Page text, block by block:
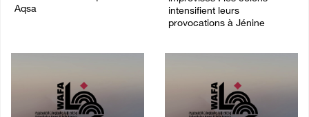
Aqsa
intensifient leurs
provocations à Jénine